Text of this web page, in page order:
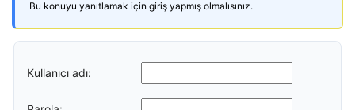
Bu konuyu yanıtlamak için giriş yapmış olmalısınız.
Kullanıcı adı: